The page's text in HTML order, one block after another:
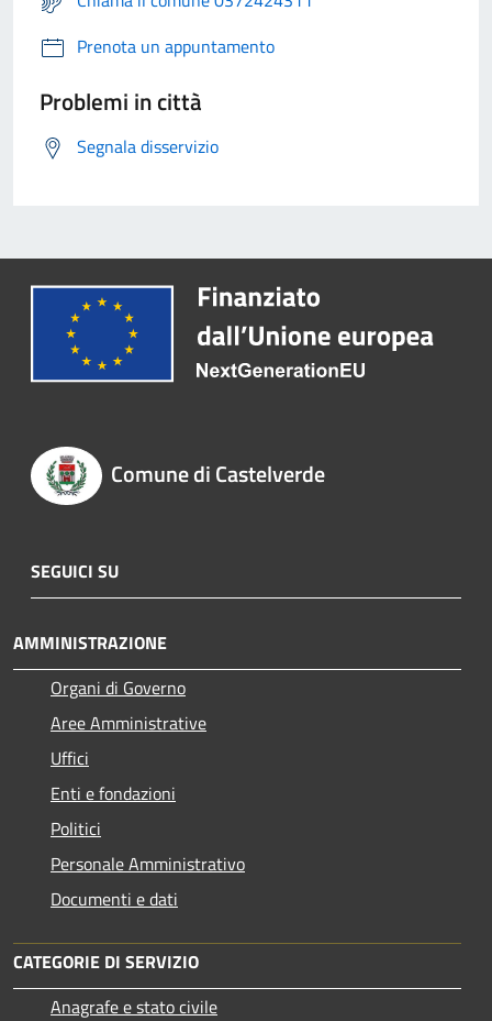
Prenota un appuntamento
Problemi in città
Segnala disservizio
Comune di Castelverde
SEGUICI SU
AMMINISTRAZIONE
Organi di Governo
Aree Amministrative
Uffici
Enti e fondazioni
Politici
Personale Amministrativo
Documenti e dati
CATEGORIE DI SERVIZIO
Anagrafe e stato civile